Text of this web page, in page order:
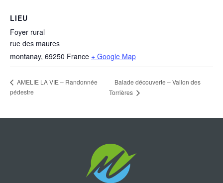
LIEU
Foyer rural
rue des maures
montanay, 69250 France + Google Map
AMELIE LA VIE – Randonnée
pédestre
Balade découverte – Vallon des
Torrières